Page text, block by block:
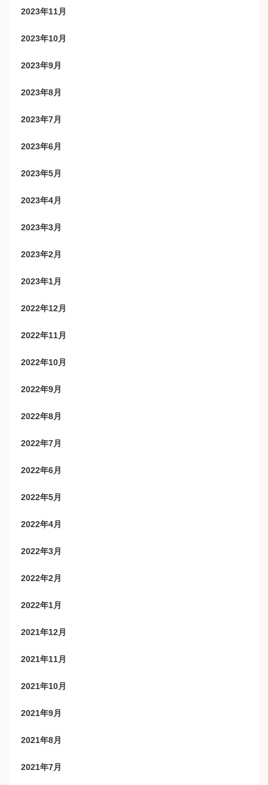
2023年11月
2023年10月
2023年9月
2023年8月
2023年7月
2023年6月
2023年5月
2023年4月
2023年3月
2023年2月
2023年1月
2022年12月
2022年11月
2022年10月
2022年9月
2022年8月
2022年7月
2022年6月
2022年5月
2022年4月
2022年3月
2022年2月
2022年1月
2021年12月
2021年11月
2021年10月
2021年9月
2021年8月
2021年7月